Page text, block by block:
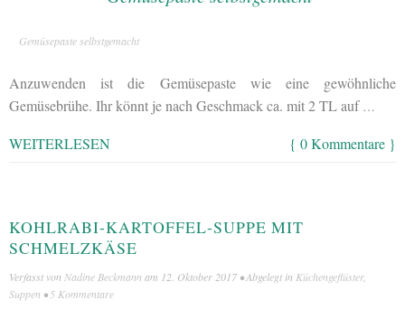
Gemüsepaste selbstgemacht
Anzuwenden ist die Gemüsepaste wie eine gewöhnliche
Gemüsebrühe. Ihr könnt je nach Geschmack ca. mit 2 TL auf …
WEITERLESEN { 0 Kommentare }
KOHLRABI-KARTOFFEL-SUPPE MIT
SCHMELZKÄSE
Verfasst von Nadine Beckmann am 12. Oktober 2017 • Abgelegt in Küchengeflüster,
Suppen • 5 Kommentare